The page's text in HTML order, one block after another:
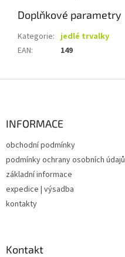
Doplňkové parametry
Kategorie: jedlé trvalky
EAN: 149
INFORMACE
obchodní podmínky
podmínky ochrany osobních údajů
základní informace
expedice | výsadba
kontakty
Kontakt